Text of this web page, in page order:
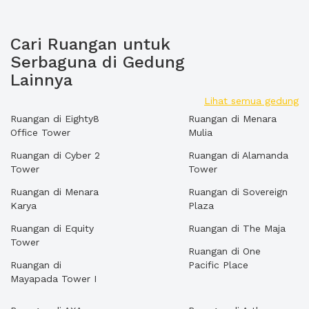
Cari Ruangan untuk
Serbaguna di Gedung
Lainnya
Lihat semua gedung
Ruangan di Eighty8
Office Tower
Ruangan di Cyber 2
Tower
Ruangan di Menara
Karya
Ruangan di Equity
Tower
Ruangan di
Mayapada Tower I
Ruangan di Menara
Mulia
Ruangan di Alamanda
Tower
Ruangan di Sovereign
Plaza
Ruangan di The Maja
Ruangan di One
Pacific Place